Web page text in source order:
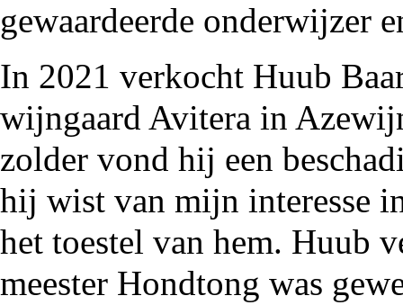
gewaardeerde onderwijzer
In 2021 verkocht Huub
wijngaard Avitera in
zolder vond hij een
hij wist van mijn interesse
het toestel van hem. Huub
meester Hondtong was